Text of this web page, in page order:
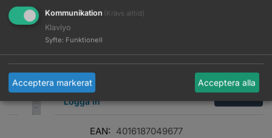
M:C Creme Väte 1.9%
Logga in
Logga in
M:C Creme Väte 9%
Logga in
EAN: 4016187049677
Kommunikation (Krävs alltid)
Klaviyo
Syfte: Funktionell
Acceptera markerat Acceptera alla